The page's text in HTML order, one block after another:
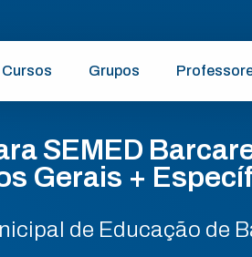
Cursos Grupos
SEMED
Gerais +
de Educação de